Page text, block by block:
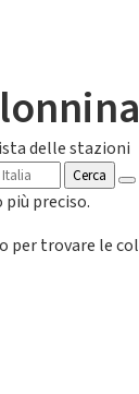
delle stazioni
Cerca
preciso.
per trovare le